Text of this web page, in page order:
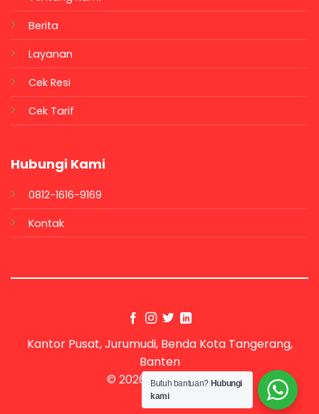
Berita
Layanan
Cek Resi
Cek Tarif
Hubungi Kami
0812-1616-9169
Kontak
Kantor Pusat, Jurumudi, Benda Kota Tangerang,
Banten
© 2026 UX Themes
Butuh bantuan? Hubungi
kami